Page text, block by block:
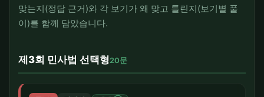
맞는지(정답 근거)와 각 보기가 왜 맞고 틀린지(보기별 풀
이)를 함께 담았습니다.
제3회 민사법 선택형20문